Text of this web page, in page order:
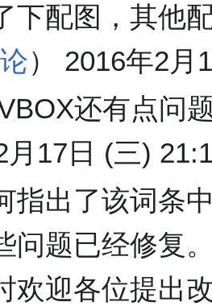
下配图，其他
） 2016年2月
还有点问
月17日 (三)
指出了该词条
问题已经修复
欢迎各位提